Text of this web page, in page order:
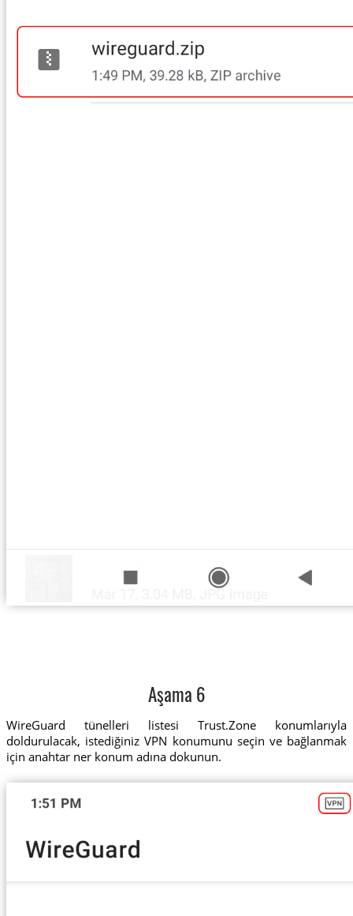
Aşama 6
WireGuard tünelleri listesi Trust.Zone konumlarıyla
doldurulacak, istediğiniz VPN konumunu seçin ve bağlanmak
için anahtar ner konum adına dokunun.